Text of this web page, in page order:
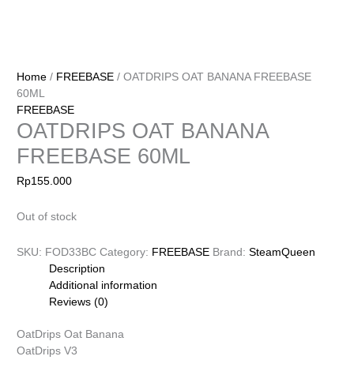
Home / FREEBASE / OATDRIPS OAT BANANA FREEBASE
60ML
FREEBASE
OATDRIPS OAT BANANA
FREEBASE 60ML
Rp155.000
Out of stock
SKU: FOD33BC Category: FREEBASE Brand:SteamQueen
Description
Additional information
Reviews (0)
OatDrips Oat Banana
OatDrips V3